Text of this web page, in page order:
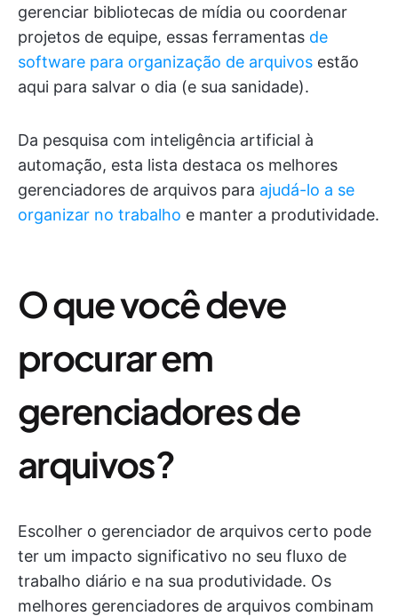
gerenciar bibliotecas de mídia ou coordenar
projetos de equipe, essas ferramentas de
software para organização de arquivos estão
aqui para salvar o dia (e sua sanidade).
Da pesquisa com inteligência artificial à
automação, esta lista destaca os melhores
gerenciadores de arquivos para ajudá-lo a se
organizar no trabalho e manter a produtividade.
O que você deve
procurar em
gerenciadores de
arquivos?
Escolher o gerenciador de arquivos certo pode
ter um impacto significativo no seu fluxo de
trabalho diário e na sua produtividade. Os
melhores gerenciadores de arquivos combinam